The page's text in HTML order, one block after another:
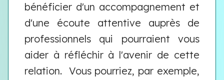
bénéficier d'un accompagnement et
d'une écoute attentive auprès de
professionnels qui pourraient vous
aider à réfléchir à l'avenir de cette
relation. Vous pourriez, par exemple,